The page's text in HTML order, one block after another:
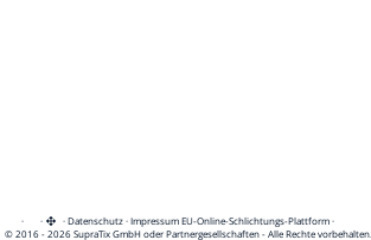
· · ·Datenschutz·Impressum EU-Online-Schlichtungs-Plattform·
© 2016 - 2026 SupraTix GmbH oder Partnergesellschaften - Alle Rechte vorbehalten.